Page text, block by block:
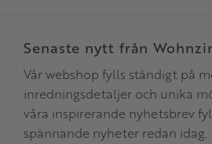
Senaste nytt från
Vår webshop fylls ständigt på
inredningsdetaljer och unika
våra inspirerande nyhetsbrev
spännande nyheter redan idag.